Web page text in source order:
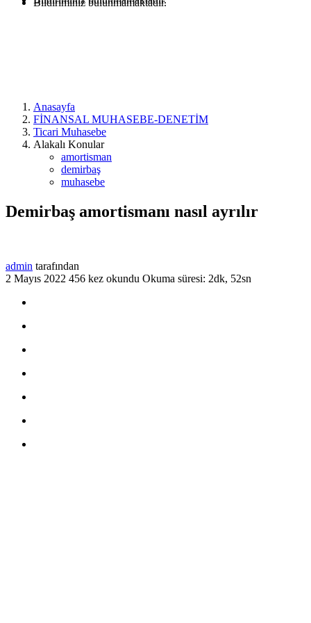
Bildiriminiz bulunmamaktadır.
Anasayfa
FİNANSAL MUHASEBE-DENETİM
Ticari Muhasebe
Alakalı Konular
amortisman
demirbaş
muhasebe
Demirbaş amortismanı nasıl ayrılır
admin tarafından
2 Mayıs 2022 456 kez okundu Okuma süresi: 2dk, 52sn